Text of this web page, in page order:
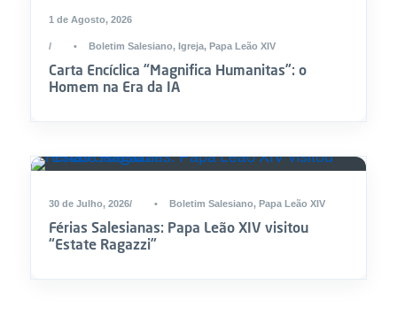
1 de Agosto, 2026
• Boletim Salesiano, Igreja, Papa Leão XIV
Carta Encíclica “Magnifica Humanitas”: o
Homem na Era da IA
30 de Julho, 2026 • Boletim Salesiano, Papa Leão XIV
Férias Salesianas: Papa Leão XIV visitou
“Estate Ragazzi”